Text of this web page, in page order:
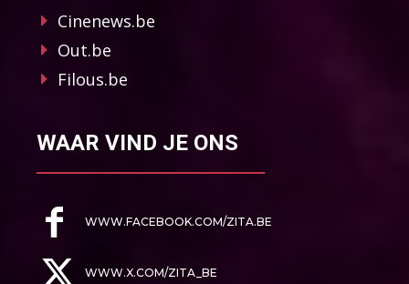
Cinenews.be
Out.be
Filous.be
WAAR VIND JE ONS
WWW.FACEBOOK.COM/ZITA.BE
WWW.X.COM/ZITA_BE